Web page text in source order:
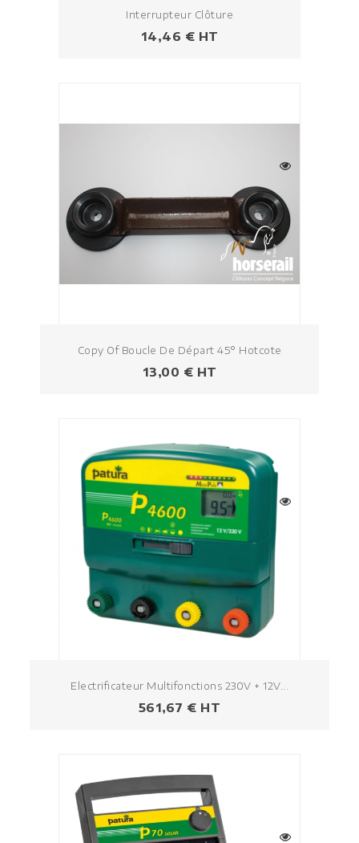
Interrupteur Clôture
Prezzo
14,46 € HT
Copy Of Boucle De Départ 45° Hotcote
Prezzo
13,00 € HT
Electrificateur Multifonctions 230V + 12V...
Prezzo
561,67 € HT